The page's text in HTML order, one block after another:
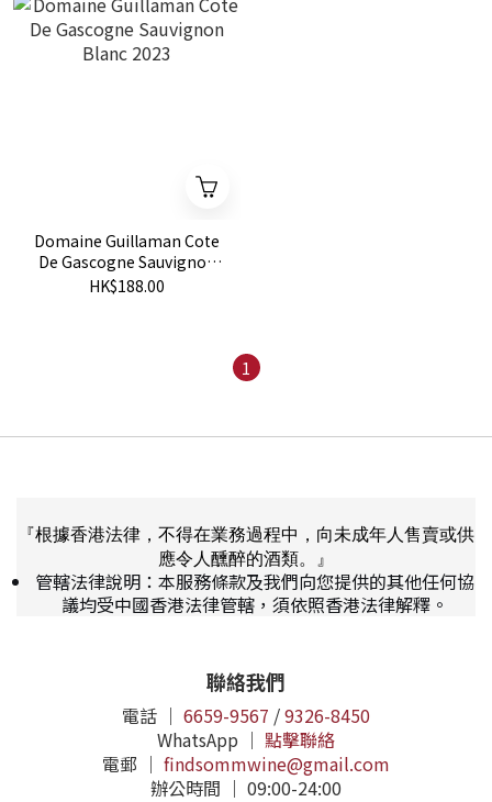
Domaine Guillaman Cote
De Gascogne Sauvignon
Blanc 2023
HK$188.00
1
『根據香港法律，不得在業務過程中，向未成年人售賣或供
應令人醺醉的酒類。』
管轄法律說明：本服務條款及我們向您提供的其他任何協
議均受中國香港法律管轄，須依照香港法律解釋。
聯絡我們
電話 ｜ 6659-9567 /9326-8450
WhatsApp ｜ 點擊聯絡
電郵 ｜ findsommwine@gmail.com
辦公時間 ｜ 09:00-24:00